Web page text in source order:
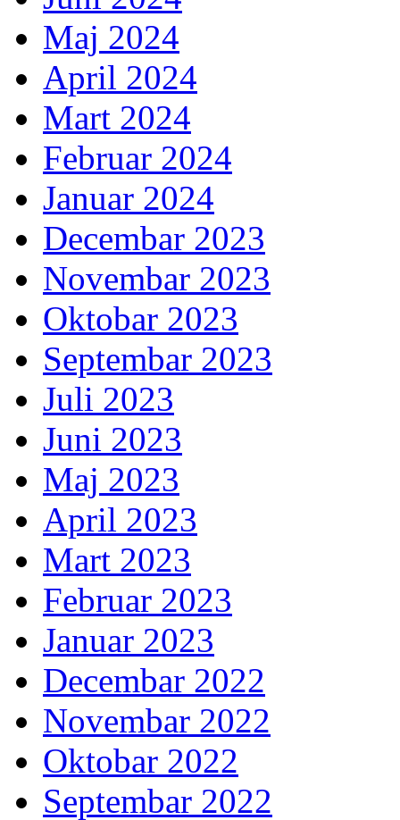
Maj 2024
April 2024
Mart 2024
Februar 2024
Januar 2024
Decembar 2023
Novembar 2023
Oktobar 2023
Septembar 2023
Juli 2023
Juni 2023
Maj 2023
April 2023
Mart 2023
Februar 2023
Januar 2023
Decembar 2022
Novembar 2022
Oktobar 2022
Septembar 2022